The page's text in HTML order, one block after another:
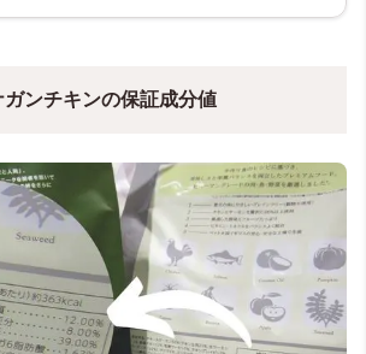
ンチキンの保証成分値